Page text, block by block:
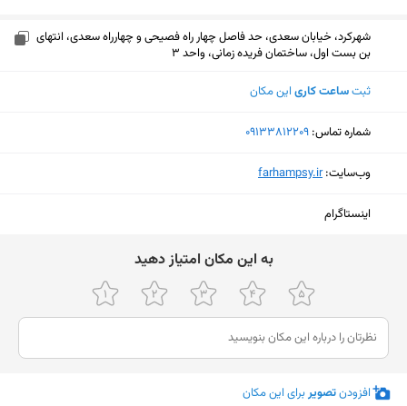
شهرکرد، خیابان سعدی، حد فاصل چهار راه فصیحی و چهارراه سعدی، انتهای
بن بست اول، ساختمان فریده زمانی، واحد 3
ثبتساعت کاری این مکان
شماره تماس: ‎09133812209
وب‌سایت:‎farhampsy.ir
اینستاگرام
ﺑﻪ اﯾﻦ ﻣﮑﺎن اﻣﺘﯿﺎز دﻫﯿﺪ
افزودنتصویربرای این مکان